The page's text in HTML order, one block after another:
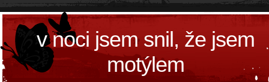
v noci jsem snil, že jsem
motýlem